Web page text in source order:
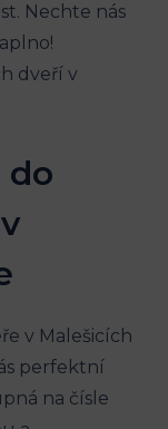
Nechte nás​
do
v ‌Malešicích
perfektní
na čísle